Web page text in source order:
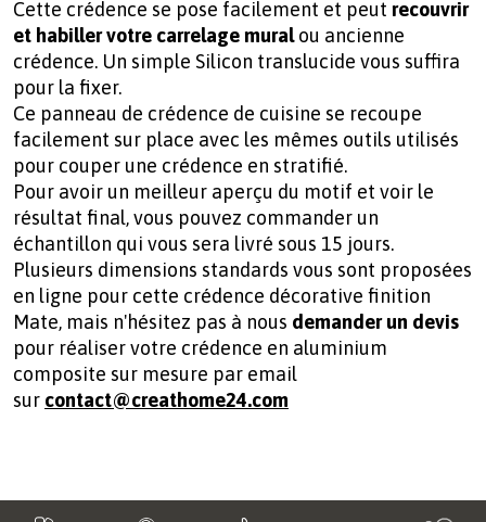
Cette crédence se pose facilement et peut recouvrir
et habiller votre carrelage muralou ancienne
crédence. Un simple Silicon translucide vous suffira
pour la fixer.
Ce panneau de crédence de cuisine se recoupe
facilement sur place avec les mêmes outils utilisés
pour couper une crédence en stratifié.
Pour avoir un meilleur aperçu du motif et voir le
résultat final, vous pouvez commander un
échantillon qui vous sera livré sous 15 jours.
Plusieurs dimensions standards vous sont proposées
en ligne pour cette crédence décorative finition
Mate, mais n'hésitez pas à nous demander un devis
pour réaliser votre crédence en aluminium
composite sur mesure par email
sur contact@creathome24.com